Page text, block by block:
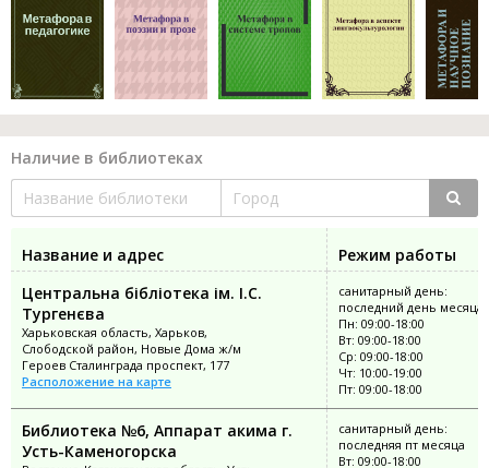
Наличие в библиотеках
Название и адрес
Режим работы
Центральна бібліотека ім. І.С.
Тургенєва
Харьковская область, Харьков,
Слободской район, Новые Дома ж/м
Героев Сталинграда проспект, 177
Расположение на карте
санитарный день:
последний день месяца
Пн: 09:00-18:00
Вт: 09:00-18:00
Ср: 09:00-18:00
Чт: 10:00-19:00
Пт: 09:00-18:00
Библиотека №6, Аппарат акима г.
Усть-Каменогорска
санитарный день:
последняя пт месяца
Вт: 09:00-18:00